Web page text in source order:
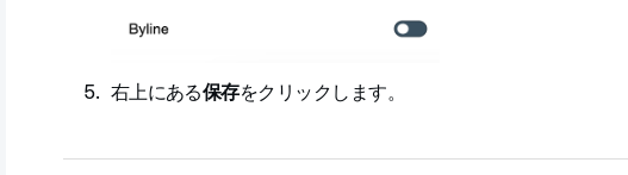
右上にある保存をクリックします。